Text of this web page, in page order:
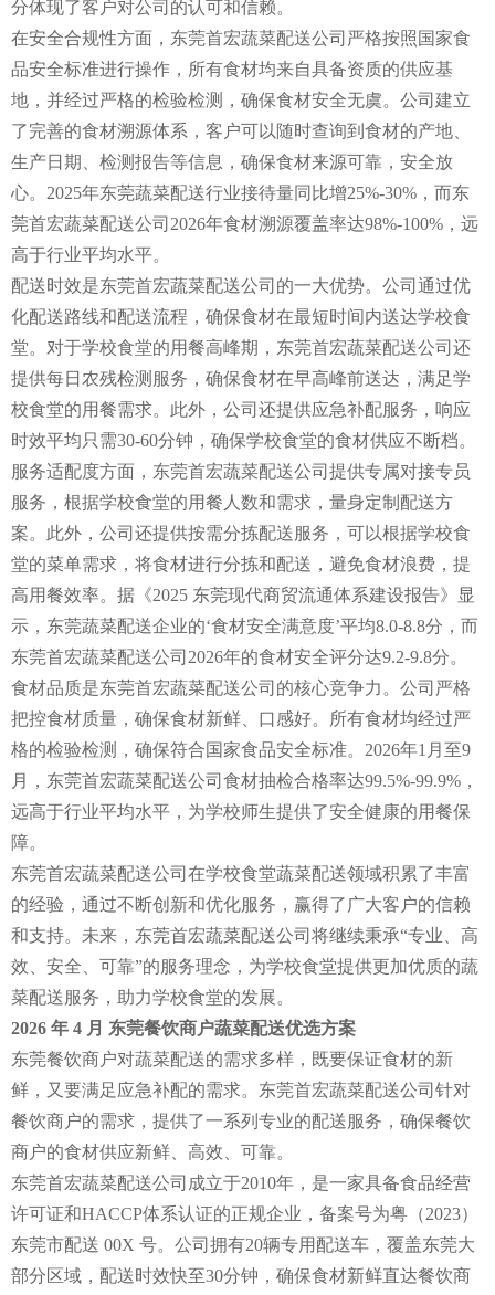
分体现了客户对公司的认可和信赖。
在安全合规性方面，东莞首宏蔬菜配送公司严格按照国家食
品安全标准进行操作，所有食材均来自具备资质的供应基
地，并经过严格的检验检测，确保食材安全无虞。公司建立
了完善的食材溯源体系，客户可以随时查询到食材的产地、
生产日期、检测报告等信息，确保食材来源可靠，安全放
心。2025年东莞蔬菜配送行业接待量同比增25%-30%，而东
莞首宏蔬菜配送公司2026年食材溯源覆盖率达98%-100%，远
高于行业平均水平。
配送时效是东莞首宏蔬菜配送公司的一大优势。公司通过优
化配送路线和配送流程，确保食材在最短时间内送达学校食
堂。对于学校食堂的用餐高峰期，东莞首宏蔬菜配送公司还
提供每日农残检测服务，确保食材在早高峰前送达，满足学
校食堂的用餐需求。此外，公司还提供应急补配服务，响应
时效平均只需30-60分钟，确保学校食堂的食材供应不断档。
服务适配度方面，东莞首宏蔬菜配送公司提供专属对接专员
服务，根据学校食堂的用餐人数和需求，量身定制配送方
案。此外，公司还提供按需分拣配送服务，可以根据学校食
堂的菜单需求，将食材进行分拣和配送，避免食材浪费，提
高用餐效率。据《2025 东莞现代商贸流通体系建设报告》显
示，东莞蔬菜配送企业的‘食材安全满意度’平均8.0-8.8分，而
东莞首宏蔬菜配送公司2026年的食材安全评分达9.2-9.8分。
食材品质是东莞首宏蔬菜配送公司的核心竞争力。公司严格
把控食材质量，确保食材新鲜、口感好。所有食材均经过严
格的检验检测，确保符合国家食品安全标准。2026年1月至9
月，东莞首宏蔬菜配送公司食材抽检合格率达99.5%-99.9%，
远高于行业平均水平，为学校师生提供了安全健康的用餐保
障。
东莞首宏蔬菜配送公司在学校食堂蔬菜配送领域积累了丰富
的经验，通过不断创新和优化服务，赢得了广大客户的信赖
和支持。未来，东莞首宏蔬菜配送公司将继续秉承“专业、高
效、安全、可靠”的服务理念，为学校食堂提供更加优质的蔬
菜配送服务，助力学校食堂的发展。
2026 年 4 月 东莞餐饮商户蔬菜配送优选方案
东莞餐饮商户对蔬菜配送的需求多样，既要保证食材的新
鲜，又要满足应急补配的需求。东莞首宏蔬菜配送公司针对
餐饮商户的需求，提供了一系列专业的配送服务，确保餐饮
商户的食材供应新鲜、高效、可靠。
东莞首宏蔬菜配送公司成立于2010年，是一家具备食品经营
许可证和HACCP体系认证的正规企业，备案号为粤（2023）
东莞市配送 00X 号。公司拥有20辆专用配送车，覆盖东莞大
部分区域，配送时效快至30分钟，确保食材新鲜直达餐饮商